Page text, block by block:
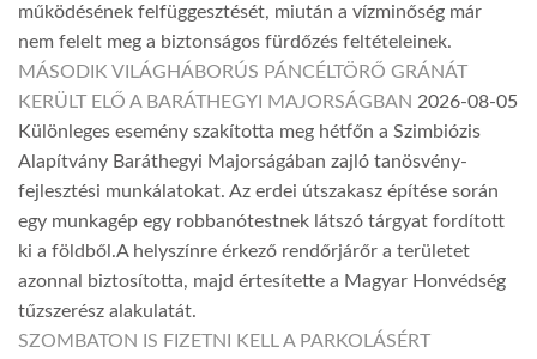
működésének felfüggesztését, miután a vízminőség már
nem felelt meg a biztonságos fürdőzés feltételeinek.
MÁSODIK VILÁGHÁBORÚS PÁNCÉLTÖRŐ GRÁNÁT
KERÜLT ELŐ A BARÁTHEGYI MAJORSÁGBAN 2026-08-05
Különleges esemény szakította meg hétfőn a Szimbiózis
Alapítvány Baráthegyi Majorságában zajló tanösvény-
fejlesztési munkálatokat. Az erdei útszakasz építése során
egy munkagép egy robbanótestnek látszó tárgyat fordított
ki a földből.A helyszínre érkező rendőrjárőr a területet
azonnal biztosította, majd értesítette a Magyar Honvédség
tűzszerész alakulatát.
SZOMBATON IS FIZETNI KELL A PARKOLÁSÉRT